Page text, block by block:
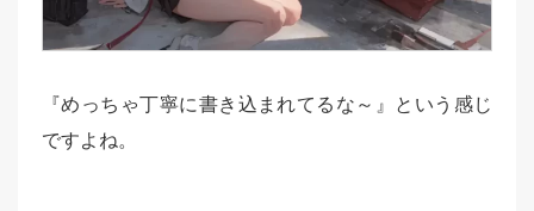
『めっちゃ丁寧に書き込まれてるな～』という感じ
ですよね。